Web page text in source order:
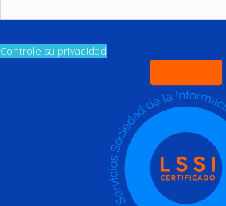
Controle su privacidad